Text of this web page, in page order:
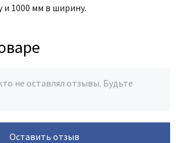
и 1000 мм в ширину.
не оставлял отзывы. Будьте
Оставить отзыв